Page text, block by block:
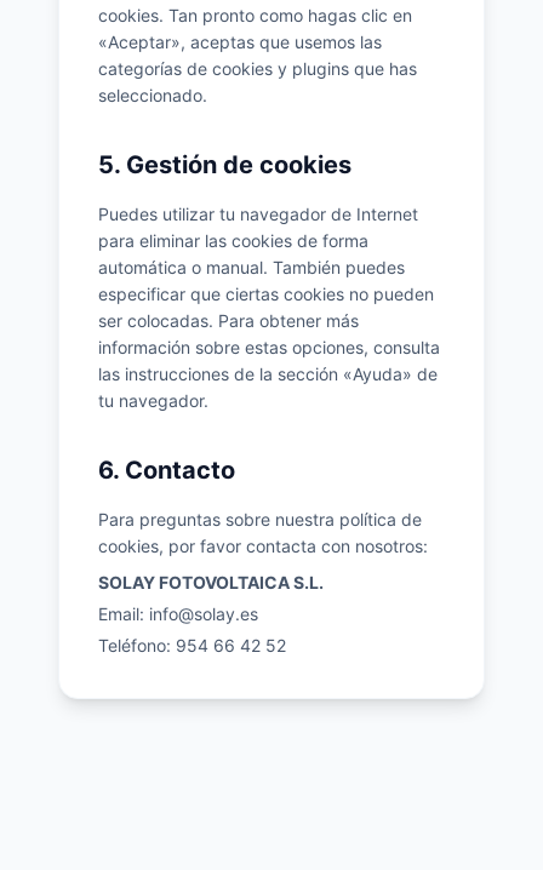
cookies. Tan pronto como hagas clic en
«Aceptar», aceptas que usemos las
categorías de cookies y plugins que has
seleccionado.
5. Gestión de cookies
Puedes utilizar tu navegador de Internet
para eliminar las cookies de forma
automática o manual. También puedes
especificar que ciertas cookies no pueden
ser colocadas. Para obtener más
información sobre estas opciones, consulta
las instrucciones de la sección «Ayuda» de
tu navegador.
6. Contacto
Para preguntas sobre nuestra política de
cookies, por favor contacta con nosotros:
SOLAY FOTOVOLTAICA S.L.
Email: info@solay.es
Teléfono: 954 66 42 52